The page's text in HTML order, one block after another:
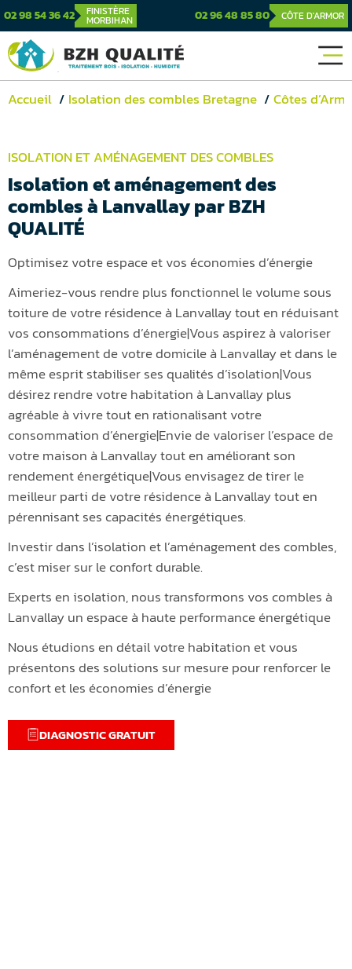
02 98 54 36 42 FINISTÈRE
MORBIHAN 02 96 48 85 80 CÔTE D'ARMOR
Accueil Isolation des combles Bretagne Côtes
ISOLATION ET AMÉNAGEMENT DES COMBLES
Isolation et aménagement des
combles à Lanvallay par BZH
QUALITÉ
Optimisez votre espace et vos économies d’énergie
Aimeriez-vous rendre plus fonctionnel le volume sous
toiture de votre résidence à Lanvallay tout en réduisant
vos consommations d’énergie|Vous aspirez à valoriser
l’aménagement de votre domicile à Lanvallay et dans le
même esprit stabiliser ses qualités d’isolation|Vous
désirez rendre votre habitation à Lanvallay plus
agréable à vivre tout en rationalisant votre
consommation d’énergie|Envie de valoriser l’espace de
votre maison à Lanvallay tout en améliorant son
rendement énergétique|Vous envisagez de tirer le
meilleur parti de votre résidence à Lanvallay tout en
pérennisant ses capacités énergétiques.
Investir dans l’isolation et l’aménagement des combles,
c’est miser sur le confort durable.
Experts en isolation, nous transformons vos combles à
Lanvallay un espace à haute performance énergétique
Nous étudions en détail votre habitation et vous
présentons des solutions sur mesure pour renforcer le
confort et les économies d’énergie
DIAGNOSTIC GRATUIT